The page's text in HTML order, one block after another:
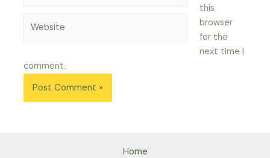
this
browser
for the
next time I
comment.
Home